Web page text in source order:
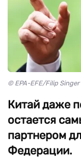
© EPA-EFE/Filip Singer
Китай даже
остается
партнером
Федерации.